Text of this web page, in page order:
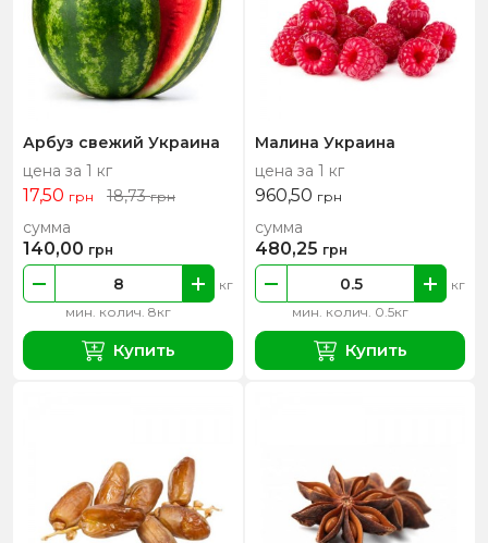
Арбуз свежий Украина
цена за 1 кг
17,50 грн 18,73грн
мин. колич. 8кг
кг
сумма
140,00 грн
Купить
Малина Украина
цена за 1 кг
960,50 грн
мин. колич. 0.5кг
кг
сумма
480,25 грн
Купить